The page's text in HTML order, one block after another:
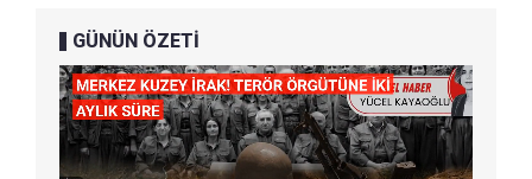
GÜNÜN ÖZETİ